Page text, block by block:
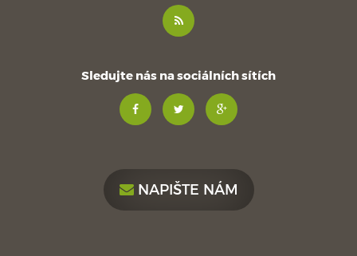
Sledujte nás na sociálních sítích
NAPIŠTE NÁM